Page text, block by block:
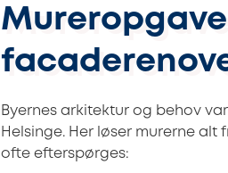
Byernes arkitektur og behov
Helsinge. Her løser murerne
ofte efterspørges: